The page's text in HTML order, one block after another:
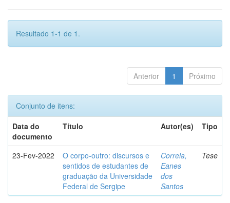
Resultado 1-1 de 1.
Anterior 1 Próximo
Conjunto de itens:
Data do
documento
Título Autor(es) Tipo
23-Fev-2022
O corpo-outro: discursos e
sentidos de estudantes de
graduação da Universidade
Federal de Sergipe
Correia,
Eanes
dos
Santos
Tese